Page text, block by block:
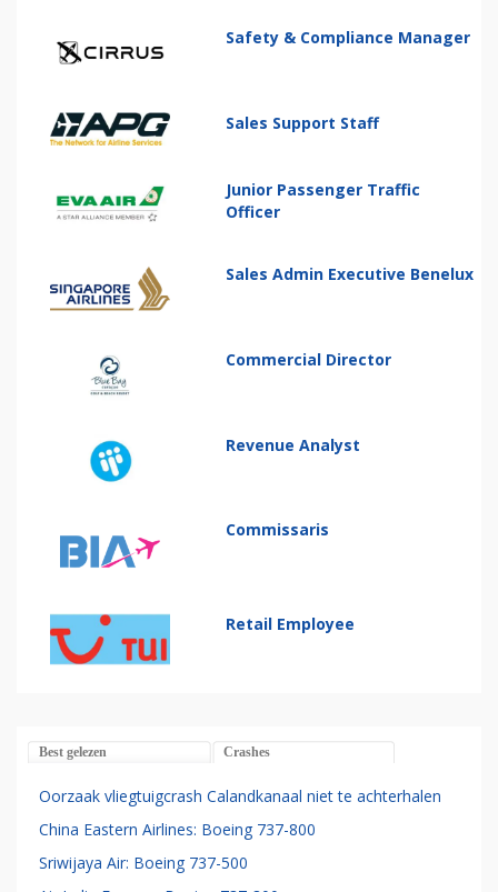
Safety & Compliance Manager
Sales Support Staff
Junior Passenger Traffic
Officer
Sales Admin Executive Benelux
Commercial Director
Revenue Analyst
Commissaris
Retail Employee
Best gelezen Crashes
Oorzaak vliegtuigcrash Calandkanaal niet te achterhalen
China Eastern Airlines: Boeing 737-800
Sriwijaya Air: Boeing 737-500